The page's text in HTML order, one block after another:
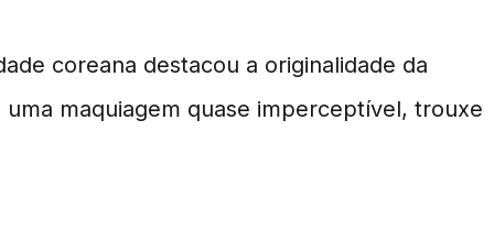
coreana destacou a originalidade da
maquiagem quase imperceptível, trouxe